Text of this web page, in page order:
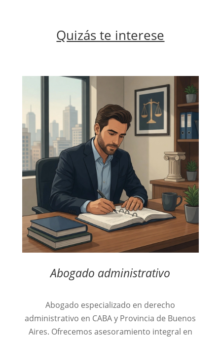
Quizás te interese
Abogado administrativo
Abogado especializado en derecho
administrativo en CABA y Provincia de Buenos
Aires. Ofrecemos asesoramiento integral en